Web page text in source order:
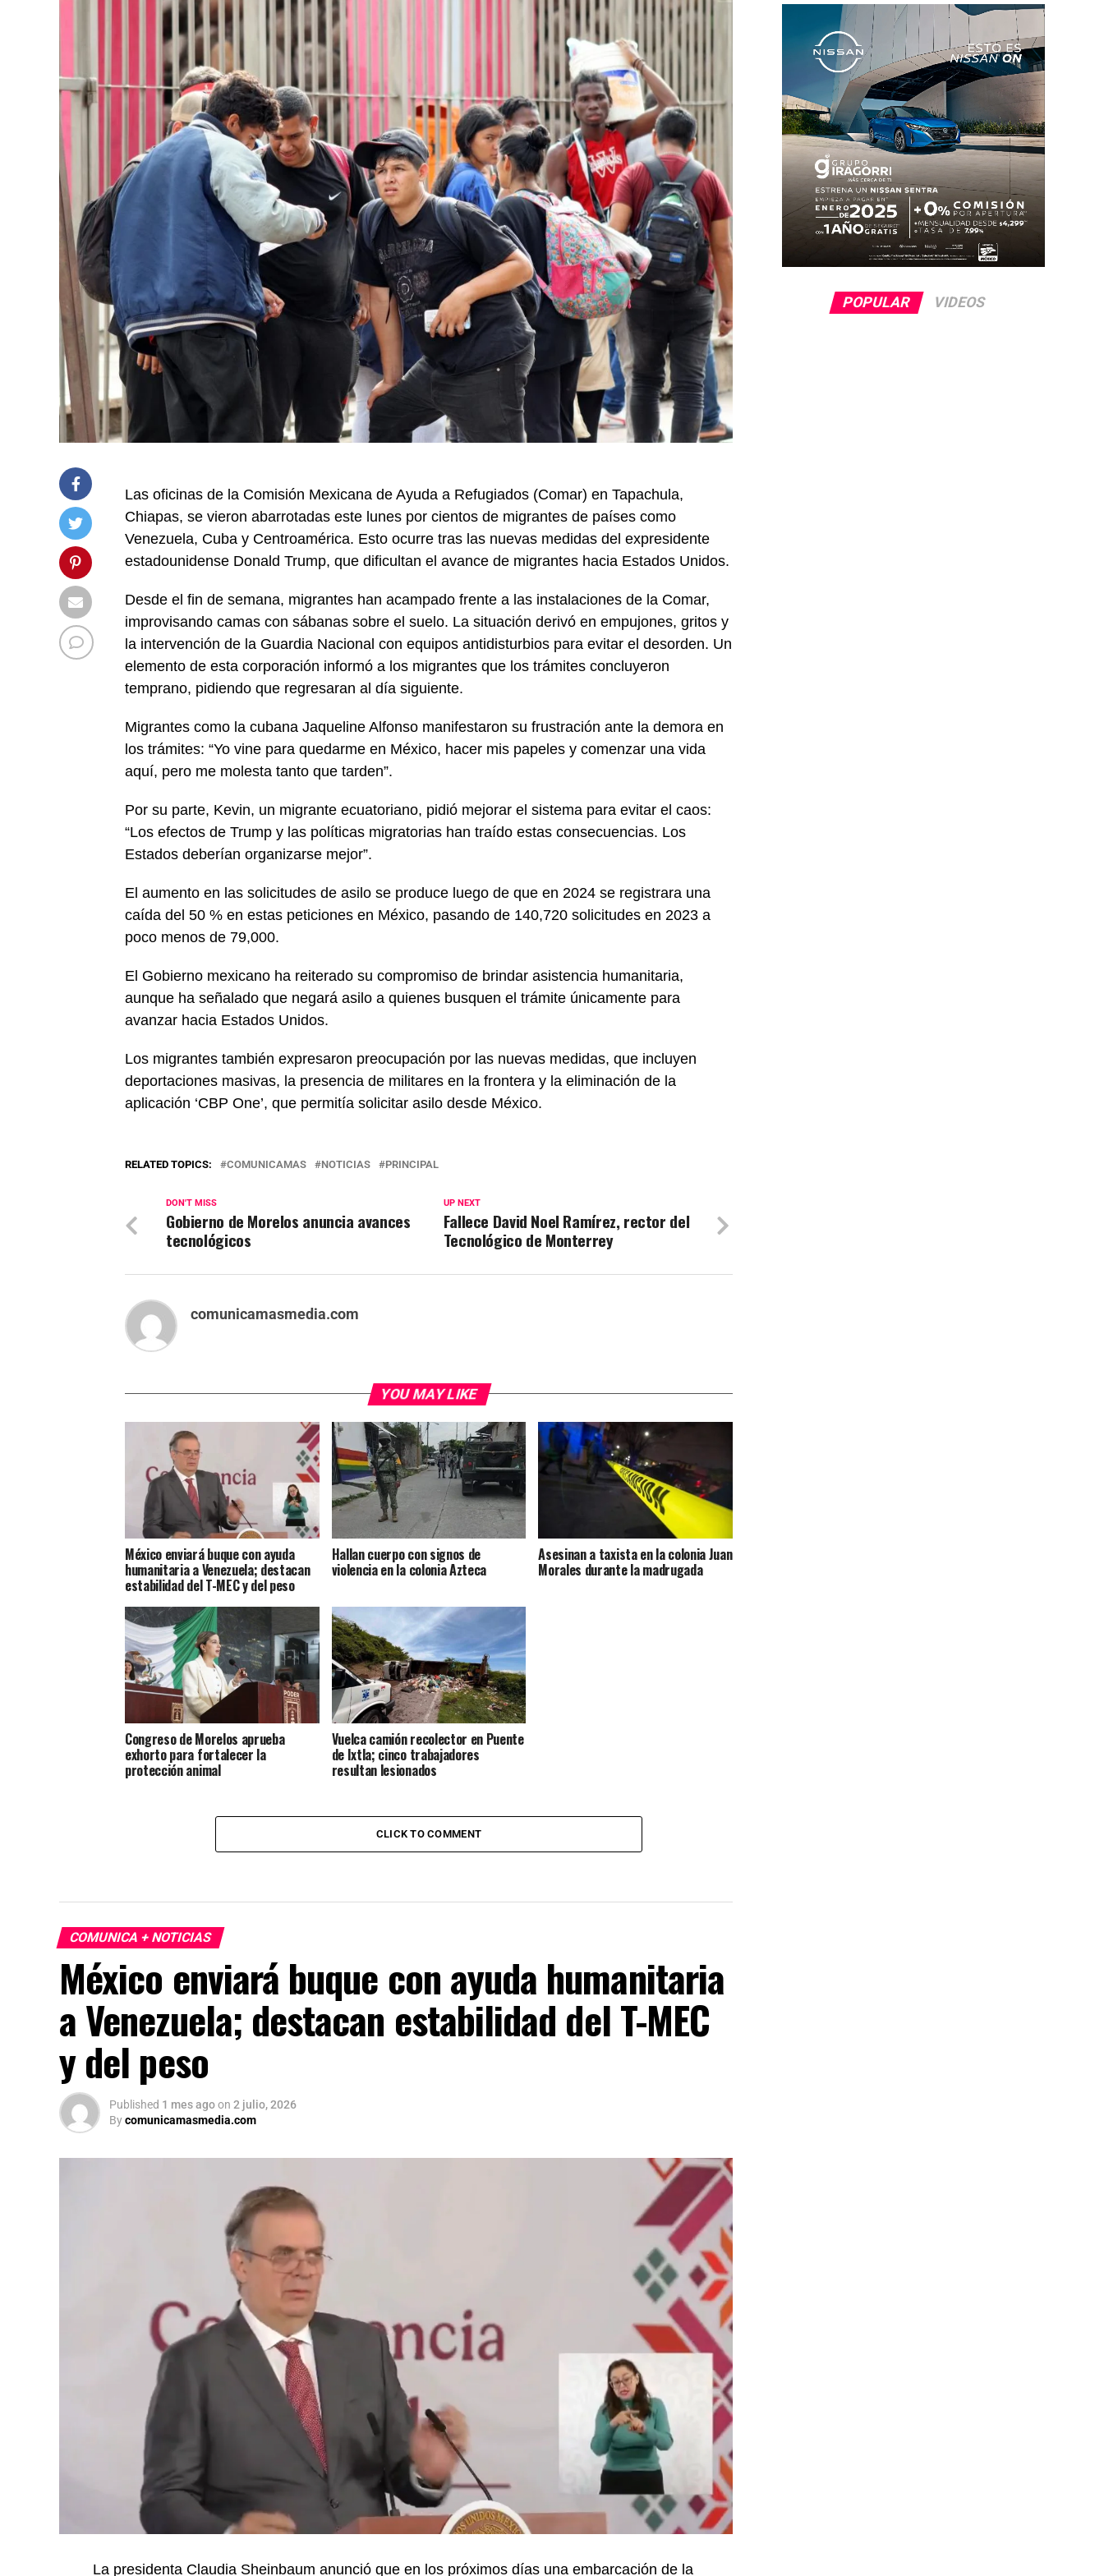
Las oficinas de la Comisión Mexicana de Ayuda a Refugiados (Comar) en Tapachula,
Chiapas, se vieron abarrotadas este lunes por cientos de migrantes de países como
Venezuela, Cuba y Centroamérica. Esto ocurre tras las nuevas medidas del expresidente
estadounidense Donald Trump, que dificultan el avance de migrantes hacia Estados Unidos.
Desde el fin de semana, migrantes han acampado frente a las instalaciones de la Comar,
improvisando camas con sábanas sobre el suelo. La situación derivó en empujones, gritos y
la intervención de la Guardia Nacional con equipos antidisturbios para evitar el desorden. Un
elemento de esta corporación informó a los migrantes que los trámites concluyeron
temprano, pidiendo que regresaran al día siguiente.
Migrantes como la cubana Jaqueline Alfonso manifestaron su frustración ante la demora en
los trámites: “Yo vine para quedarme en México, hacer mis papeles y comenzar una vida
aquí, pero me molesta tanto que tarden”.
Por su parte, Kevin, un migrante ecuatoriano, pidió mejorar el sistema para evitar el caos:
“Los efectos de Trump y las políticas migratorias han traído estas consecuencias. Los
Estados deberían organizarse mejor”.
El aumento en las solicitudes de asilo se produce luego de que en 2024 se registrara una
caída del 50 % en estas peticiones en México, pasando de 140,720 solicitudes en 2023 a
poco menos de 79,000.
El Gobierno mexicano ha reiterado su compromiso de brindar asistencia humanitaria,
aunque ha señalado que negará asilo a quienes busquen el trámite únicamente para
avanzar hacia Estados Unidos.
Los migrantes también expresaron preocupación por las nuevas medidas, que incluyen
deportaciones masivas, la presencia de militares en la frontera y la eliminación de la
aplicación ‘CBP One’, que permitía solicitar asilo desde México.
RELATED TOPICS: COMUNICAMAS NOTICIAS PRINCIPAL
UP NEXT
Fallece David Noel Ramírez, rector del
Tecnológico de Monterrey
DON'T MISS
Gobierno de Morelos anuncia avances
tecnológicos
comunicamasmedia.com
YOU MAY LIKE
México enviará buque con ayuda
humanitaria a Venezuela; destacan
estabilidad del T-MEC y del peso
Hallan cuerpo con signos de
violencia en la colonia Azteca
Asesinan a taxista en la colonia Juan
Morales durante la madrugada
Congreso de Morelos aprueba
exhorto para fortalecer la
protección animal
Vuelca camión recolector en Puente
de Ixtla; cinco trabajadores
resultan lesionados
CLICK TO COMMENT
COMUNICA + NOTICIAS
México enviará buque con ayuda humanitaria
a Venezuela; destacan estabilidad del T-MEC
y del peso
Published 1 mes agoon 2 julio, 2026
Bycomunicamasmedia.com
La presidenta Claudia Sheinbaum anunció que en los próximos días una embarcación de la
POPULAR VIDEOS